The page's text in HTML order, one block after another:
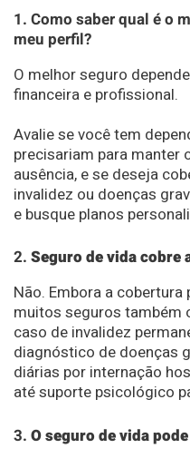
1. Como saber qual é o
meu perfil?
O melhor seguro
financeira e profissional.
Avalie se você tem
precisariam para manter
ausência, e se deseja
invalidez ou doenças
e busque planos
2. Seguro de vida cobre
Não. Embora a
muitos seguros também
caso de invalidez
diagnóstico de doenças
diárias por internação
até suporte psicológico
3. O seguro de vida